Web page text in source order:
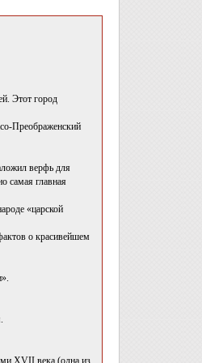
Этот город
Преображенский
верфь для
самая главная
«царской
о красивейшем
XVII века (одна из